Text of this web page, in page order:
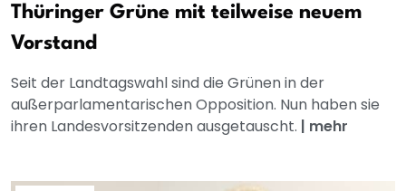
Thüringer Grüne mit teilweise neuem
Vorstand
Seit der Landtagswahl sind die Grünen in der
außerparlamentarischen Opposition. Nun haben sie
ihren Landesvorsitzenden ausgetauscht. | mehr